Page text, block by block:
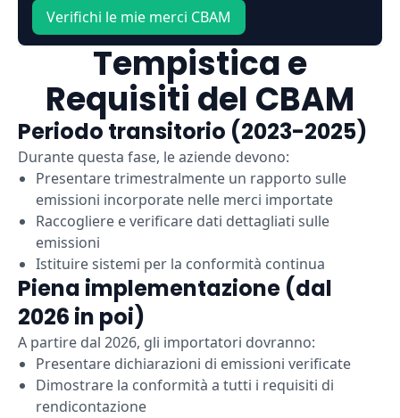
Verifichi le mie merci CBAM
Tempistica e
Requisiti del CBAM
Periodo transitorio (2023-2025)
Durante questa fase, le aziende devono:
Presentare trimestralmente un rapporto sulle
emissioni incorporate nelle merci importate
Raccogliere e verificare dati dettagliati sulle
emissioni
Istituire sistemi per la conformità continua
Piena implementazione (dal
2026 in poi)
A partire dal 2026, gli importatori dovranno:
Presentare dichiarazioni di emissioni verificate
Dimostrare la conformità a tutti i requisiti di
rendicontazione